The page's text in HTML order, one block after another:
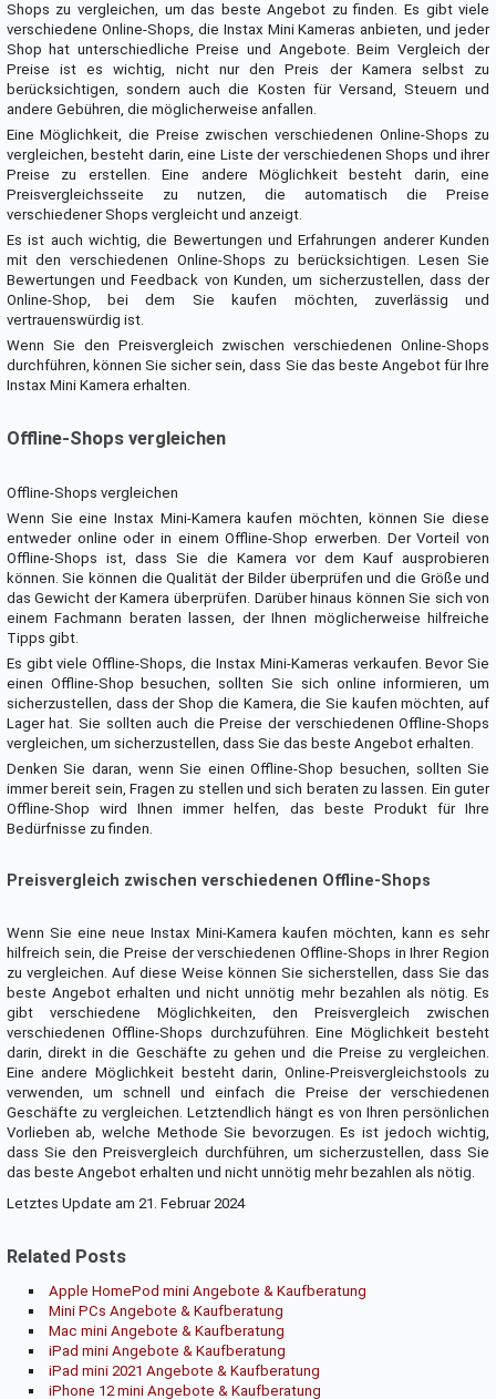
Shops zu vergleichen, um das beste Angebot zu finden. Es gibt viele
verschiedene Online-Shops, die Instax Mini Kameras anbieten, und jeder
Shop hat unterschiedliche Preise und Angebote. Beim Vergleich der
Preise ist es wichtig, nicht nur den Preis der Kamera selbst zu
berücksichtigen, sondern auch die Kosten für Versand, Steuern und
andere Gebühren, die möglicherweise anfallen.
Eine Möglichkeit, die Preise zwischen verschiedenen Online-Shops zu
vergleichen, besteht darin, eine Liste der verschiedenen Shops und ihrer
Preise zu erstellen. Eine andere Möglichkeit besteht darin, eine
Preisvergleichsseite zu nutzen, die automatisch die Preise
verschiedener Shops vergleicht und anzeigt.
Es ist auch wichtig, die Bewertungen und Erfahrungen anderer Kunden
mit den verschiedenen Online-Shops zu berücksichtigen. Lesen Sie
Bewertungen und Feedback von Kunden, um sicherzustellen, dass der
Online-Shop, bei dem Sie kaufen möchten, zuverlässig und
vertrauenswürdig ist.
Wenn Sie den Preisvergleich zwischen verschiedenen Online-Shops
durchführen, können Sie sicher sein, dass Sie das beste Angebot für Ihre
Instax Mini Kamera erhalten.
Offline-Shops vergleichen
Offline-Shops vergleichen
Wenn Sie eine Instax Mini-Kamera kaufen möchten, können Sie diese
entweder online oder in einem Offline-Shop erwerben. Der Vorteil von
Offline-Shops ist, dass Sie die Kamera vor dem Kauf ausprobieren
können. Sie können die Qualität der Bilder überprüfen und die Größe und
das Gewicht der Kamera überprüfen. Darüber hinaus können Sie sich von
einem Fachmann beraten lassen, der Ihnen möglicherweise hilfreiche
Tipps gibt.
Es gibt viele Offline-Shops, die Instax Mini-Kameras verkaufen. Bevor Sie
einen Offline-Shop besuchen, sollten Sie sich online informieren, um
sicherzustellen, dass der Shop die Kamera, die Sie kaufen möchten, auf
Lager hat. Sie sollten auch die Preise der verschiedenen Offline-Shops
vergleichen, um sicherzustellen, dass Sie das beste Angebot erhalten.
Denken Sie daran, wenn Sie einen Offline-Shop besuchen, sollten Sie
immer bereit sein, Fragen zu stellen und sich beraten zu lassen. Ein guter
Offline-Shop wird Ihnen immer helfen, das beste Produkt für Ihre
Bedürfnisse zu finden.
Preisvergleich zwischen verschiedenen Offline-Shops
Wenn Sie eine neue Instax Mini-Kamera kaufen möchten, kann es sehr
hilfreich sein, die Preise der verschiedenen Offline-Shops in Ihrer Region
zu vergleichen. Auf diese Weise können Sie sicherstellen, dass Sie das
beste Angebot erhalten und nicht unnötig mehr bezahlen als nötig. Es
gibt verschiedene Möglichkeiten, den Preisvergleich zwischen
verschiedenen Offline-Shops durchzuführen. Eine Möglichkeit besteht
darin, direkt in die Geschäfte zu gehen und die Preise zu vergleichen.
Eine andere Möglichkeit besteht darin, Online-Preisvergleichstools zu
verwenden, um schnell und einfach die Preise der verschiedenen
Geschäfte zu vergleichen. Letztendlich hängt es von Ihren persönlichen
Vorlieben ab, welche Methode Sie bevorzugen. Es ist jedoch wichtig,
dass Sie den Preisvergleich durchführen, um sicherzustellen, dass Sie
das beste Angebot erhalten und nicht unnötig mehr bezahlen als nötig.
Letztes Update am 21. Februar 2024
Related Posts
Apple HomePod mini Angebote & Kaufberatung
Mini PCs Angebote & Kaufberatung
Mac mini Angebote & Kaufberatung
iPad mini Angebote & Kaufberatung
iPad mini 2021 Angebote & Kaufberatung
iPhone 12 mini Angebote & Kaufberatung